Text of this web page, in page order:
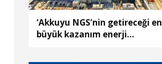
‘Akkuyu NGS’nin getireceği en
büyük kazanım enerji